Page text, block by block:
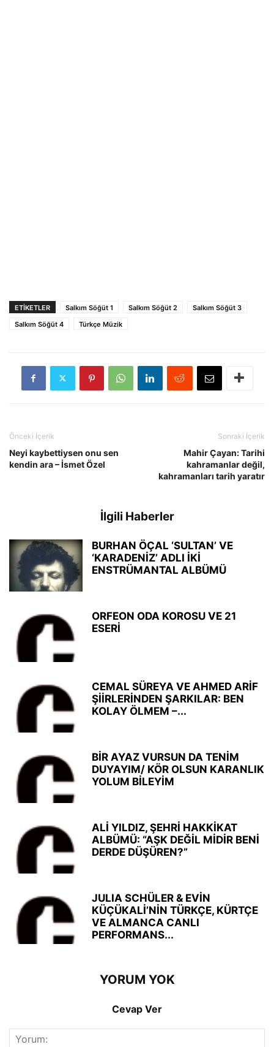
ETIKETLER Salkım Söğüt 1 Salkım Söğüt 2
Salkım Söğüt 3
Salkım Söğüt 4
Türkçe Müzik
Önceki İçerik
Neyi kaybettiysen onu sen
kendin ara – İsmet Özel
Sonraki İçerik
Mahir Çayan: Tarihi
kahramanlar değil,
kahramanları tarih yaratır
İlgili Haberler
BURHAN ÖÇAL ‘SULTAN’ VE
‘KARADENİZ’ ADLI İKİ
ENSTRÜMANTAL ALBÜMÜ
ORFEON ODA KOROSU VE 21
ESERİ
CEMAL SÜREYA VE AHMED ARİF
ŞİİRLERİNDEN ŞARKILAR: BEN
KOLAY ÖLMEM –...
BİR AYAZ VURSUN DA TENİM
DUYAYIM/ KÖR OLSUN KARANLIK
YOLUM BİLEYİM
ALİ YILDIZ, ŞEHRİ HAKKİKAT
ALBÜMÜ: “AŞK DEĞİL MİDİR BENİ
DERDE DÜŞÜREN?”
JULIA SCHÜLER & EVİN
KÜÇÜKALİ’NİN TÜRKÇE, KÜRTÇE
VE ALMANCA CANLI
PERFORMANS...
YORUM YOK
Cevap Ver